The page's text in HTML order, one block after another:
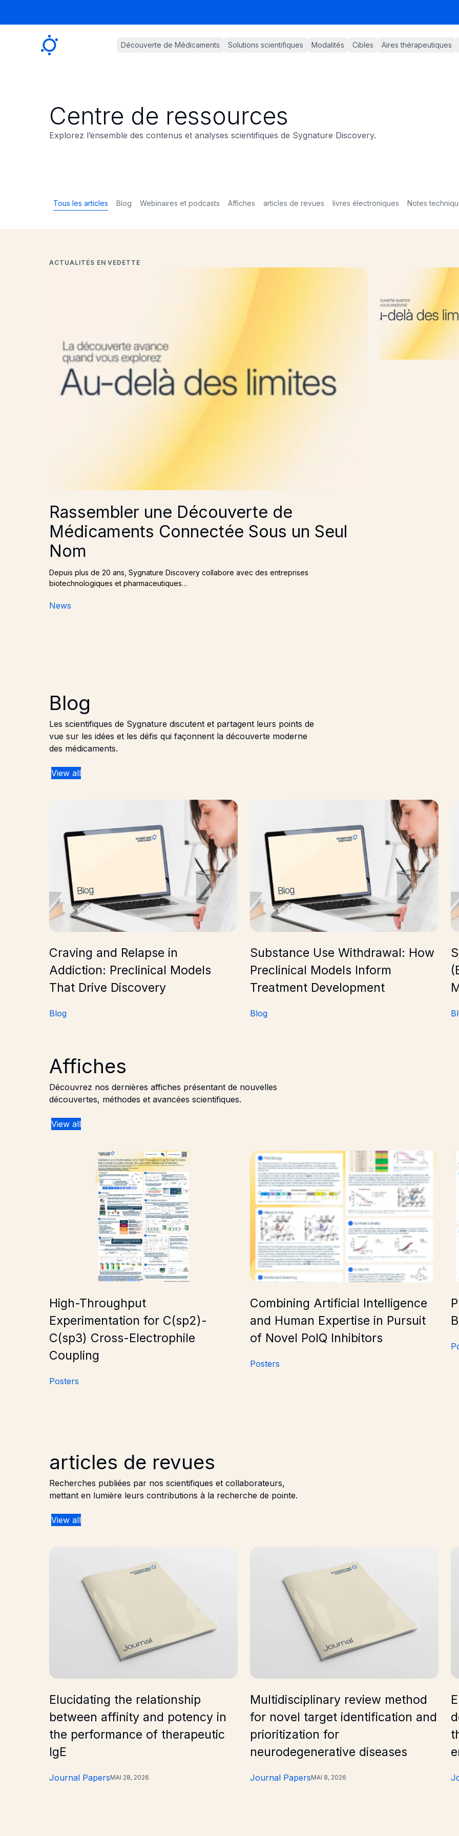
Sygnature Découverte de Médicaments Solutions scientifiques Modalités Cibles Aires thérapeutiques
Centre de ressources
Explorez l’ensemble des contenus et analyses scientifiques de Sygnature Discovery.
Tous les articles Blog Webinaires et podcasts Affiches articles de revues livres électroniques Notes
ACTUALITÉS EN VEDETTE
Rassembler une Découverte de
Médicaments Connectée Sous un Seul
Nom
Depuis plus de 20 ans, Sygnature Discovery collabore avec des entreprises
biotechnologiques et pharmaceutiques…
News
Rassembler une
Blog
Les scientifiques de Sygnature discutent et partagent leurs points de
vue sur les idées et les défis qui façonnent la découverte moderne
des médicaments.
View all
Craving and Relapse in Addiction: Preclinical Models That Drive Discovery
Craving and Relapse in
Addiction: Preclinical Models
That Drive Discovery
Blog
Substance Use Withdrawal: How Preclinical Models
Substance Use Withdrawal: How
Preclinical Models Inform
Treatment Development
Blog
Affiches
Découvrez nos dernières affiches présentant de nouvelles
découvertes, méthodes et avancées scientifiques.
View all
High-Throughput Experimentation for C(sp2)-C(sp3) Cross-Electrophile Coupling
High-Throughput
Experimentation for C(sp2)-
C(sp3) Cross-Electrophile
Coupling
Posters
Combining Artificial Intelligence and Human
Combining Artificial Intelligence
and Human Expertise in Pursuit
of Novel PolQ Inhibitors
Posters
articles de revues
Recherches publiées par nos scientifiques et collaborateurs,
mettant en lumière leurs contributions à la recherche de pointe.
View all
Elucidating the relationship
between affinity and potency in
the performance of therapeutic
IgE
Journal PapersMAI 28, 2026
Multidisciplinary review method
for novel target identification and
prioritization for
neurodegenerative diseases
Journal PapersMAI 8, 2026